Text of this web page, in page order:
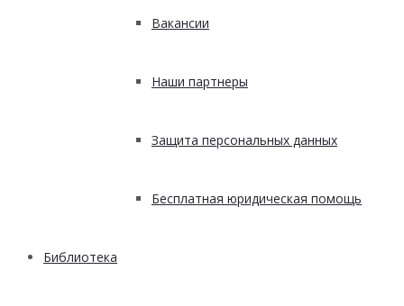
Вакансии
Наши партнеры
Защита персональных данных
Бесплатная юридическая помощь
Библиотека